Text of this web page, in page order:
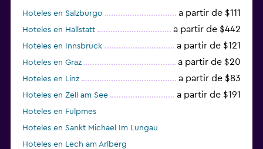
Hoteles en Salzburgo a partir de $111
Hoteles en Hallstatt a partir de $442
Hoteles en Innsbruck a partir de $121
Hoteles en Graz a partir de $20
Hoteles en Linz a partir de $83
Hoteles en Zell am See a partir de $191
Hoteles en Fulpmes
Hoteles en Sankt Michael Im Lungau
Hoteles en Lech am Arlberg